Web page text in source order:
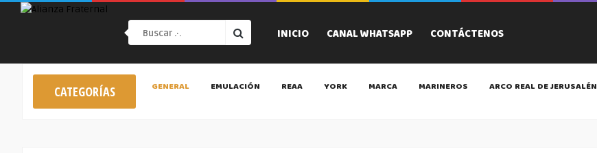
INICIO CANAL WHATSAPP CONTÁCTENOS
CATEGORÍAS GENERAL EMULACIÓN REAA YORK MARCA MARINEROS ARCO REAL DE JERUSALÉN